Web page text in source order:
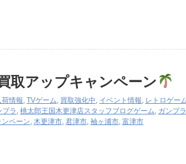
取アップキャンペーン
情報, TVゲーム, 買取強化中, イベント情報, レトロゲー
プラ , 桃太郎王国木更津店スタッフブログゲーム, ガンプラ
ペーン, 木更津市, 君津市, 袖ヶ浦市, 富津市